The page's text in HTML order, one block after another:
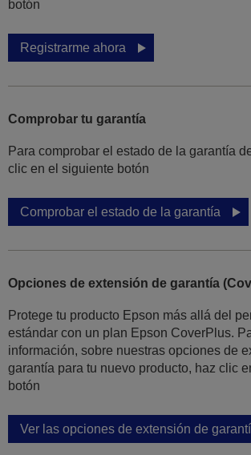
botón
Registrarme ahora
Comprobar tu garantía
Para comprobar el estado de la garantía
clic en el siguiente botón
Comprobar el estado de la garantía
Opciones de extensión de garantía
Protege tu producto Epson más allá del
estándar con un plan Epson CoverPlus.
información, sobre nuestras opciones de
garantía para tu nuevo producto, haz clic
botón
Ver las opciones de extensión de